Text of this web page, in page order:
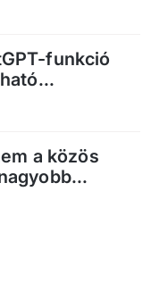
funkció
a közös